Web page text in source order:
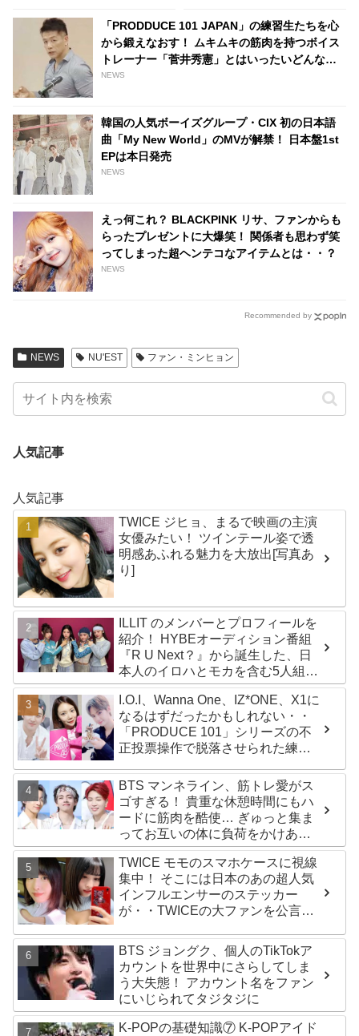
「PRODDUCE 101 JAPAN」の練習生たちを心
から鍛えなおす！ ムキムキの筋肉を持つボイス
トレーナー「菅井秀憲」とはいったいどんな
人？
NEWS
韓国の人気ボーイズグループ・CIX 初の日本語
曲「My New World」のMVが解禁！ 日本盤1st
EPは本日発売
NEWS
えっ何これ？ BLACKPINK リサ、ファンからも
らったプレゼントに大爆笑！ 関係者も思わず笑
ってしまった超ヘンテコなアイテムとは・・？
NEWS
Recommended by
NEWS NU'EST ファン・ミンヒョン
人気記事
人気記事
TWICE ジヒョ、まるで映画の主演
女優みたい！ ツインテール姿で透
明感あふれる魅力を大放出[写真あ
り]
ILLIT のメンバーとプロフィールを
紹介！ HYBEオーディション番組
『R U Next？』から誕生した、日
本人のイロハとモカを含む5人組ガ
ールズグループ！ デビュー曲
「Magnetic」がいきなりの大ヒッ
ト
I.O.I、Wanna One、IZ*ONE、X1に
なるはずだったかもしれない・・
「PRODUCE 101」シリーズの不
正投票操作で脱落させられた練習
BTS マンネライン、筋トレ愛がス
ゴすぎる！ 貴重な休憩時間にもハ
ードに筋肉を酷使… ぎゅっと集ま
ってお互いの体に負荷をかけあう
３人のトレーニング風景がかわい
すぎるとファンくぎづけ
TWICE モモのスマホケースに視線
集中！ そこには日本のあの超人気
インフルエンサーのステッカー
が・・TWICEの大ファンを公言す
「成功したファン」だと話題沸騰
BTS ジョングク、個人のTikTokア
カウントを世界中にさらしてしま
う大失態！ アカウント名をファン
にいじられてタジタジに
K-POPの基礎知識⑦ K-POPアイド